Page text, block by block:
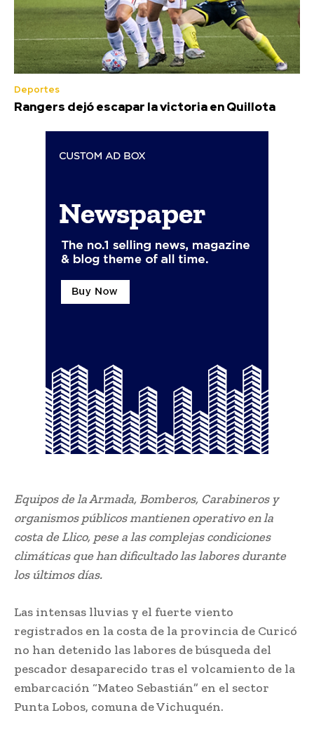
Deportes
Rangers dejó escapar la victoria en Quillota
Equipos de la Armada, Bomberos, Carabineros y
organismos públicos mantienen operativo en la
costa de Llico, pese a las complejas condiciones
climáticas que han dificultado las labores durante
los últimos días.
Las intensas lluvias y el fuerte viento
registrados en la costa de la provincia de Curicó
no han detenido las labores de búsqueda del
pescador desaparecido tras el volcamiento de la
embarcación “Mateo Sebastián” en el sector
Punta Lobos, comuna de Vichuquén.